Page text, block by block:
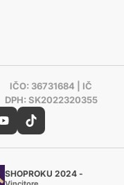
IČO: 36731684 | IČ
DPH: SK2022320355
SHOPROKU 2024 -